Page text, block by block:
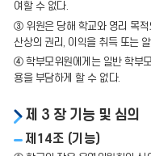
여할 수 없다.
③ 위원은 당해 학교와 영리 목적
산상의 권리, 이익을 취득 또는
④ 학부모위원에게는 일반 학부
용을 부담하게 할 수 없다.
제 3 장 기능 및 심의
제14조 (기능)